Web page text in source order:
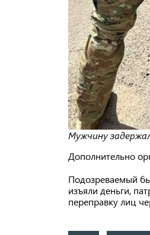
Мужчину
Дополнительно
Подозреваемый
изъяли деньги,
переправку лиц